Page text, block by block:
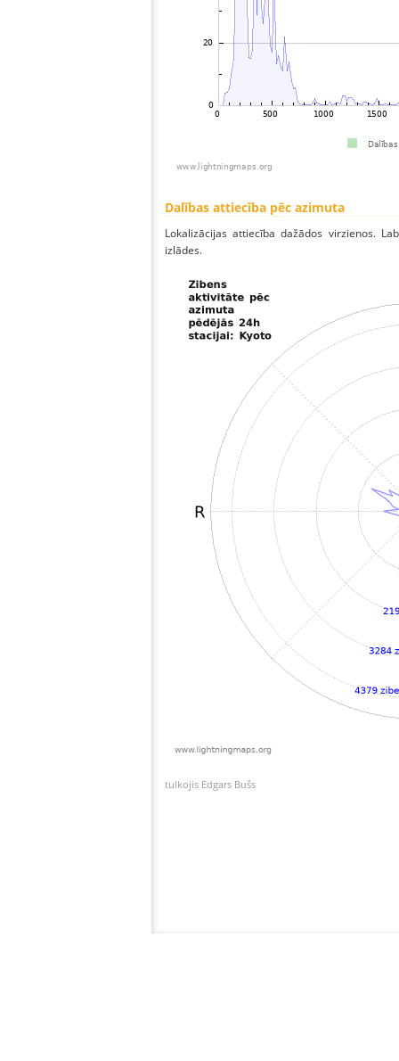
Dalības attiecība pēc azimuta
Lokalizācijas attiecība dažādos virzienos.
izlādes.
tulkojis Edgars Bušs